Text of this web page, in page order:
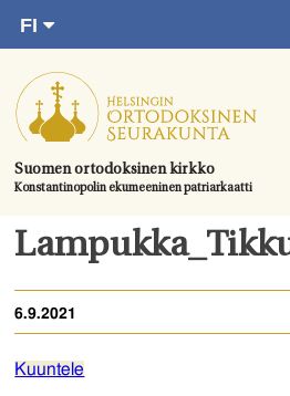
suoraan
sisältöön.
Suomen ortodoksinen kirkko
Konstantinopolin ekumeeninen patriarkaatti
FI
SV
EN
UA
Etusivu
Ajankohtaista
Juhlat & toimitukset
Kirkot
Tule mukaan
Hautausmaa
6.9.2021
Kuuntele